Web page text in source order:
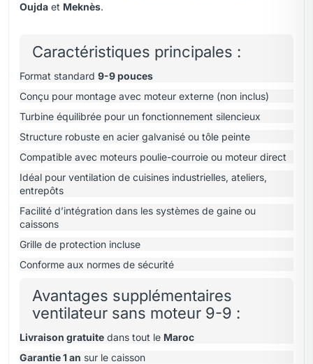
Oujda et Meknès.
Caractéristiques principales :
Format standard 9-9 pouces
Conçu pour montage avec moteur externe (non inclus)
Turbine équilibrée pour un fonctionnement silencieux
Structure robuste en acier galvanisé ou tôle peinte
Compatible avec moteurs poulie-courroie ou moteur direct
Idéal pour ventilation de cuisines industrielles, ateliers,
entrepôts
Facilité d’intégration dans les systèmes de gaine ou
caissons
Grille de protection incluse
Conforme aux normes de sécurité
Avantages supplémentaires
ventilateur sans moteur 9-9 :
Livraison gratuite dans tout le Maroc
Garantie 1 an sur le caisson